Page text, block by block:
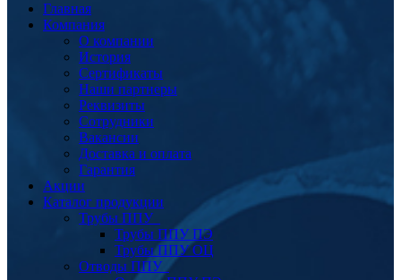
Главная
Компания
О компании
История
Сертификаты
Наши партнеры
Реквизиты
Сотрудники
Вакансии
Доставка и оплата
Гарантия
Акции
Каталог продукции
Трубы ППУ
Трубы ППУ ПЭ
Трубы ППУ ОЦ
Отводы ППУ